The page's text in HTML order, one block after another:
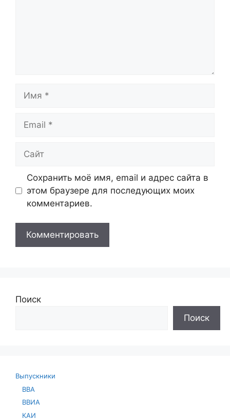
Сохранить моё имя, email и адрес сайта в
этом браузере для последующих моих
комментариев.
Поиск
Поиск
Выпускники
ВВА
ВВИА
КАИ